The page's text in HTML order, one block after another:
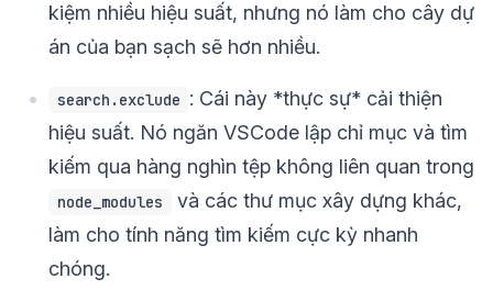
kiệm nhiều hiệu suất, nhưng nó làm cho cây dự
án của bạn sạch sẽ hơn nhiều.
search.exclude : Cái này *thực sự* cải thiện
hiệu suất. Nó ngăn VSCode lập chỉ mục và tìm
kiếm qua hàng nghìn tệp không liên quan trong
node_modules
và các thư mục xây dựng khác,
làm cho tính năng tìm kiếm cực kỳ nhanh
chóng.